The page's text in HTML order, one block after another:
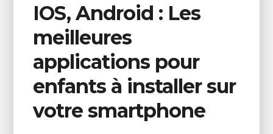
IOS, Android : Les
meilleures
applications pour
enfants à installer sur
votre smartphone